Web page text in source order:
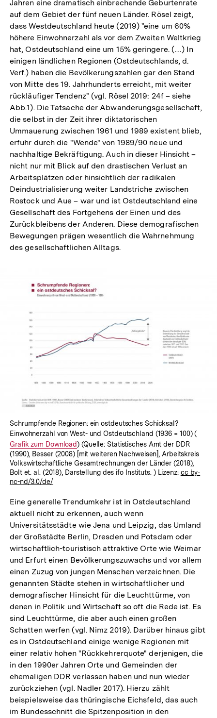
Jahren eine dramatisch einbrechende Geburtenrate
auf dem Gebiet der fünf neuen Länder. Rösel zeigt,
dass Westdeutschland heute (2019) "eine um 60%
höhere Einwohnerzahl als vor dem Zweiten Weltkrieg
hat, Ostdeutschland eine um 15% geringere. (…) In
einigen ländlichen Regionen (Ostdeutschlands, d.
Verf.) haben die Bevölkerungszahlen gar den Stand
von Mitte des 19. Jahrhunderts erreicht, mit weiter
rückläufiger Tendenz" (vgl. Rösel 2019: 24f – siehe
Abb.1). Die Tatsache der Abwanderungsgesellschaft,
die selbst in der Zeit ihrer diktatorischen
Ummauerung zwischen 1961 und 1989 existent blieb,
erfuhr durch die "Wende" von 1989/90 neue und
nachhaltige Bekräftigung. Auch in dieser Hinsicht –
nicht nur mit Blick auf den drastischen Verlust an
Arbeitsplätzen oder hinsichtlich der radikalen
Deindustrialisierung weiter Landstriche zwischen
Rostock und Aue – war und ist Ostdeutschland eine
Gesellschaft des Fortgehens der Einen und des
Zurückbleibens der Anderen. Diese demografischen
Bewegungen prägen wesentlich die Wahrnehmung
des gesellschaftlichen Alltags.
Schrumpfende Regionen: ein ostdeutsches Schicksal?
Einwohnerzahl von West- und Ostdeutschland (1936 = 100) (
Grafik zum Download) (Quelle: Statistisches Amt der DDR
(1990), Besser (2008) [mit weiteren Nachweisen], Arbeitskreis
Volkswirtschaftliche Gesamtrechnungen der Länder (2018),
Bolt et. al. (2018), Darstellung des ifo Instituts. ) Lizenz: cc by-
nc-nd/3.0/de/
Eine generelle Trendumkehr ist in Ostdeutschland
aktuell nicht zu erkennen, auch wenn
Universitätsstädte wie Jena und Leipzig, das Umland
der Großstädte Berlin, Dresden und Potsdam oder
wirtschaftlich-touristisch attraktive Orte wie Weimar
und Erfurt einen Bevölkerungszuwachs und vor allem
einen Zuzug von jungen Menschen verzeichnen. Die
genannten Städte stehen in wirtschaftlicher und
demografischer Hinsicht für die Leuchttürme, von
denen in Politik und Wirtschaft so oft die Rede ist. Es
sind Leuchttürme, die aber auch einen großen
Schatten werfen (vgl. Nimz 2019). Darüber hinaus gibt
es in Ostdeutschland einige wenige Regionen mit
einer relativ hohen "Rückkehrerquote" derjenigen, die
in den 1990er Jahren Orte und Gemeinden der
ehemaligen DDR verlassen haben und nun wieder
zurückziehen (vgl. Nadler 2017). Hierzu zählt
beispielsweise das thüringische Eichsfeld, das auch
im Bundesschnitt die Spitzenposition in den